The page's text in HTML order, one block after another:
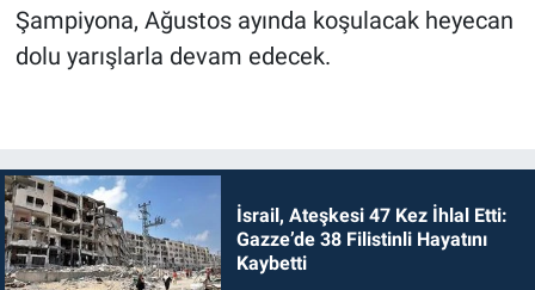
Şampiyona, Ağustos ayında koşulacak heyecan
dolu yarışlarla devam edecek.
İsrail, Ateşkesi 47 Kez İhlal Etti:
Gazze’de 38 Filistinli Hayatını
Kaybetti